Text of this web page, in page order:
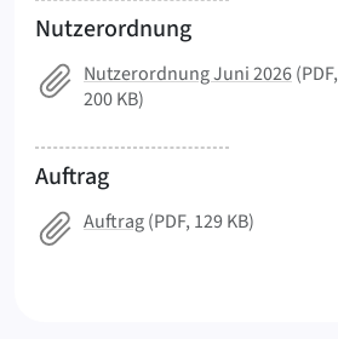
Nutzerordnung
Nutzerordnung Juni 2026(PDF,
200 KB)
Auftrag
Auftrag(PDF, 129 KB)